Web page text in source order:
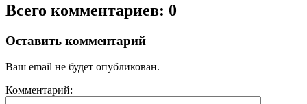
Всего комментариев: 0
Оставить комментарий
Ваш email не будет опубликован.
Комментарий: